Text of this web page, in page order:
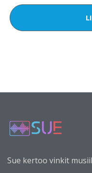
Sue kertoo vinkit